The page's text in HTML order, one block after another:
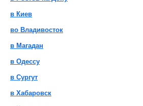
в Киев
во Владивосток
в Магадан
в Одессу
в Сургут
в Хабаровск